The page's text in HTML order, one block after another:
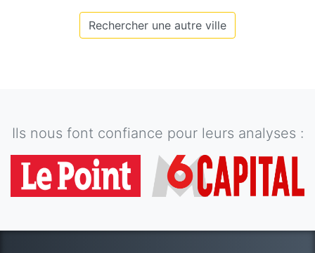
Rechercher une autre ville
Ils nous font confiance pour leurs analyses :